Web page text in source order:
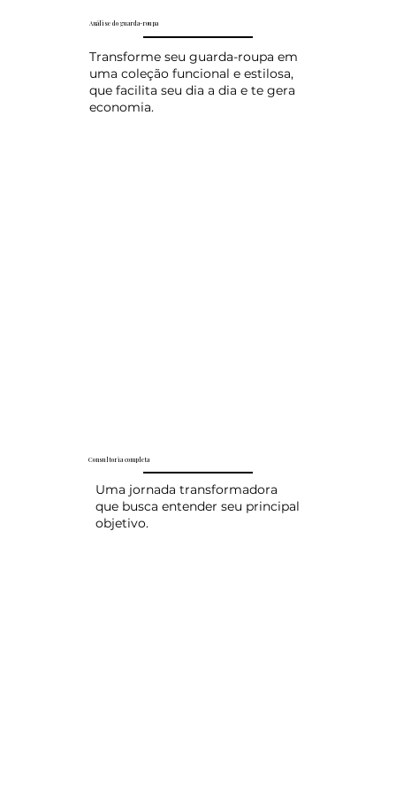
Análise do guarda-roupa
Transforme seu guarda-roupa em
uma coleção funcional e estilosa,
que facilita seu dia a dia e te gera
economia.
Consultoria completa
Uma jornada transformadora
que busca entender seu principal
objetivo.